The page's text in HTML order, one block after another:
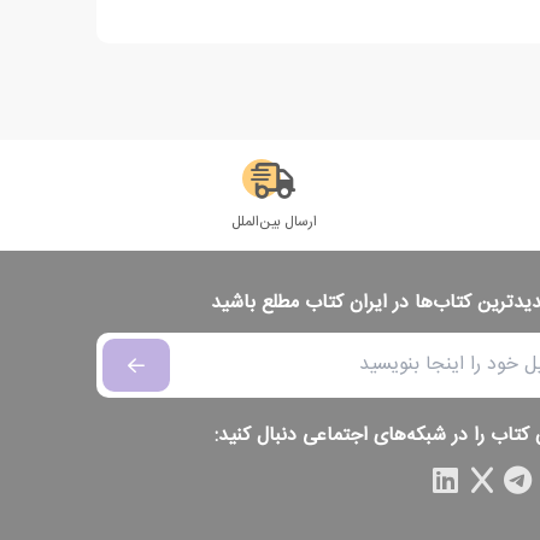
ارسال بین‌الملل
کتاب‌ها در ایران کتاب مطلع باشید
کتاب را در شبکه‌های اجتماعی دنبال کنید: